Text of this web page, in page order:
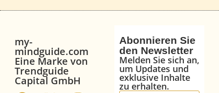
my-
mindguide.com
Eine Marke von
Trendguide
Capital GmbH
Abonnieren Sie
den Newsletter
Melden Sie sich an,
um Updates und
exklusive Inhalte
zu erhalten.